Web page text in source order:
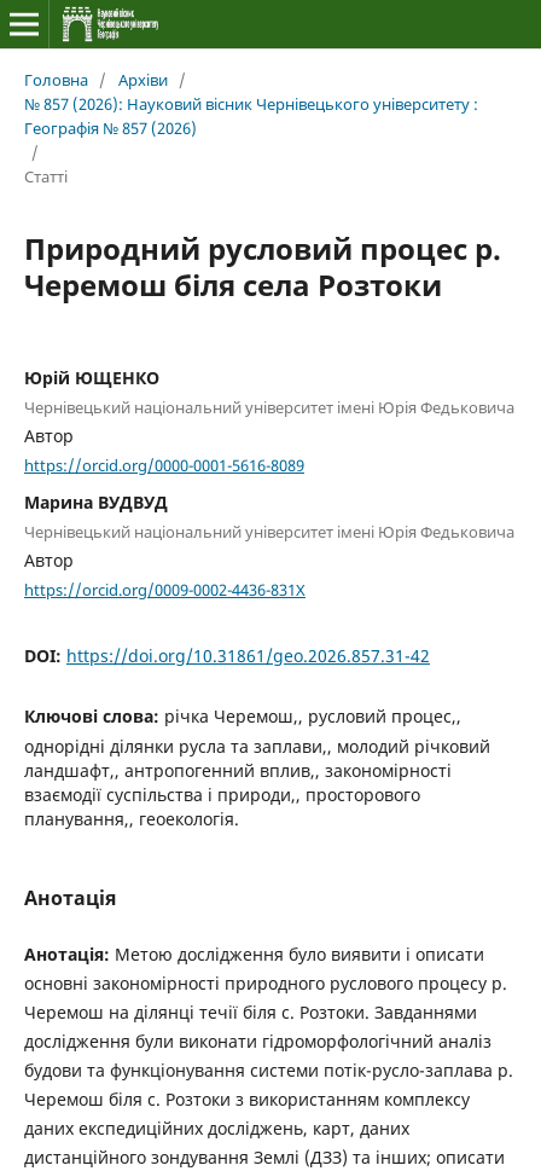
Головна / Архіви /
№ 857 (2026): Науковий вісник Чернівецького університету :
Географія № 857 (2026)
/
Статті
Природний русловий процес р.
Черемош біля села Розтоки
Юрій ЮЩЕНКО
Чернівецький національний університет імені Юрія Федьковича
Автор
https://orcid.org/0000-0001-5616-8089
Марина ВУДВУД
Чернівецький національний університет імені Юрія Федьковича
Автор
https://orcid.org/0009-0002-4436-831X
DOI: https://doi.org/10.31861/geo.2026.857.31-42
Ключові слова: річка Черемош,, русловий процес,,
однорідні ділянки русла та заплави,, молодий річковий
ландшафт,, антропогенний вплив,, закономірності
взаємодії суспільства і природи,, просторового
планування,, геоекологія.
Анотація
Анотація: Метою дослідження було виявити і описати
основні закономірності природного руслового процесу р.
Черемош на ділянці течії біля с. Розтоки. Завданнями
дослідження були виконати гідроморфологічний аналіз
будови та функціонування системи потік-русло-заплава р.
Черемош біля с. Розтоки з використанням комплексу
даних експедиційних досліджень, карт, даних
дистанційного зондування Землі (ДЗЗ) та інших; описати